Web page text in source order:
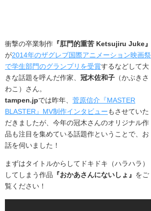
衝撃の卒業制作 『肛門的重苦 Ketsujiru Juke』
が2014年のザグレブ国際アニメーション映画祭
で学生部門のグランプリを受賞するなどして大
きな話題を呼んだ作家、 冠木佐和子 （かぶきさ
わこ）さん。
tampen.jpでは昨年、 菅原信介『MASTER
BLASTER』MV制作インタビューもさせていた
だきましたが、今年の冠木さんのオリジナル作
品も注目を集めている話題作ということで、お
話を伺いました！
まずはタイトルからしてドキドキ（ハラハラ）
してしまう作品 『おかあさんにないしょ』 をご
覧ください！